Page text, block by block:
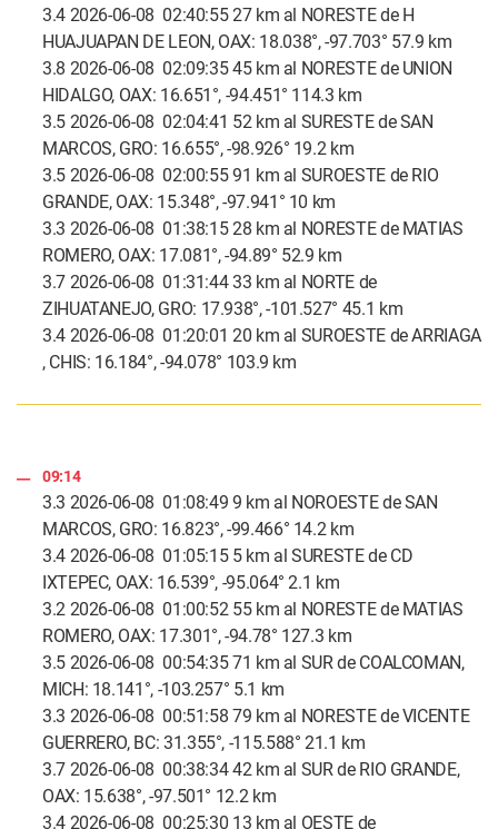
3.4 2026-06-08 02:40:55 27 km al NORESTE de H
HUAJUAPAN DE LEON, OAX: 18.038°, -97.703° 57.9 km
3.8 2026-06-08 02:09:35 45 km al NORESTE de UNION
HIDALGO, OAX: 16.651°, -94.451° 114.3 km
3.5 2026-06-08 02:04:41 52 km al SURESTE de SAN
MARCOS, GRO: 16.655°, -98.926° 19.2 km
3.5 2026-06-08 02:00:55 91 km al SUROESTE de RIO
GRANDE, OAX: 15.348°, -97.941° 10 km
3.3 2026-06-08 01:38:15 28 km al NORESTE de MATIAS
ROMERO, OAX: 17.081°, -94.89° 52.9 km
3.7 2026-06-08 01:31:44 33 km al NORTE de
ZIHUATANEJO, GRO: 17.938°, -101.527° 45.1 km
3.4 2026-06-08 01:20:01 20 km al SUROESTE de ARRIAGA
, CHIS: 16.184°, -94.078° 103.9 km
09:14
3.3 2026-06-08 01:08:49 9 km al NOROESTE de SAN
MARCOS, GRO: 16.823°, -99.466° 14.2 km
3.4 2026-06-08 01:05:15 5 km al SURESTE de CD
IXTEPEC, OAX: 16.539°, -95.064° 2.1 km
3.2 2026-06-08 01:00:52 55 km al NORESTE de MATIAS
ROMERO, OAX: 17.301°, -94.78° 127.3 km
3.5 2026-06-08 00:54:35 71 km al SUR de COALCOMAN,
MICH: 18.141°, -103.257° 5.1 km
3.3 2026-06-08 00:51:58 79 km al NORESTE de VICENTE
GUERRERO, BC: 31.355°, -115.588° 21.1 km
3.7 2026-06-08 00:38:34 42 km al SUR de RIO GRANDE,
OAX: 15.638°, -97.501° 12.2 km
3.4 2026-06-08 00:25:30 13 km al OESTE de